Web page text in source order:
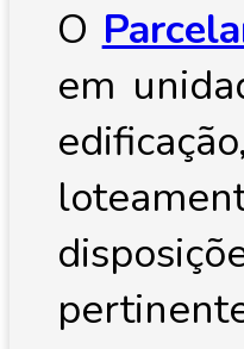
O
em